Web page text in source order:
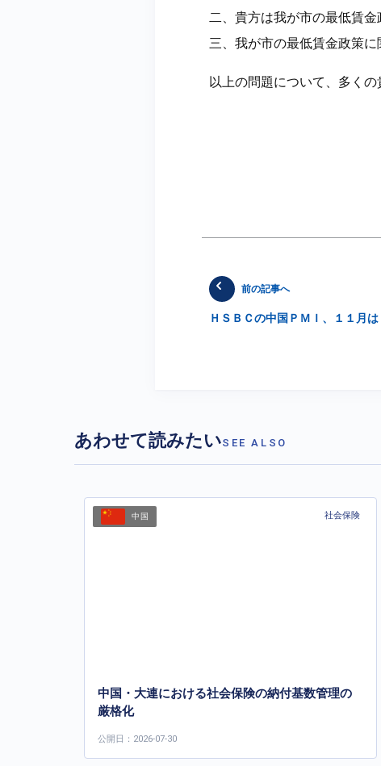
二、貴方は我が市の最低賃
三、我が市の最低賃金政策に
以上の問題について、多く
前の記事へ
ＨＳＢＣの中国ＰＭＩ、１１月は
あわせて読みたいSEE ALSO
中国 社会保険
中国・大連における社会保険の納付基数管理の
厳格化
公開日：2026-07-30